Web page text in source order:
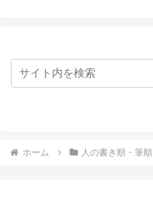
ホーム 人の書き順・筆順